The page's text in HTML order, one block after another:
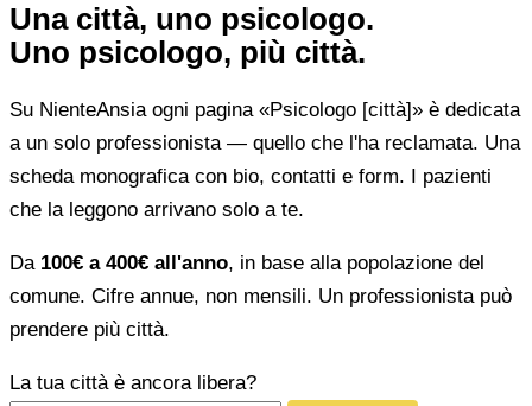
Una città, uno psicologo.
Uno psicologo, più città.
Su NienteAnsia ogni pagina «Psicologo [città]» è dedicata
a un solo professionista — quello che l'ha reclamata. Una
scheda monografica con bio, contatti e form. I pazienti
che la leggono arrivano solo a te.
Da 100€ a 400€ all'anno, in base alla popolazione del
comune. Cifre annue, non mensili. Un professionista può
prendere più città.
La tua città è ancora libera?